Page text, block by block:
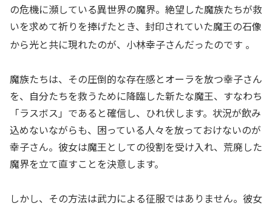
の危機に瀕している異世界の魔界。絶望した魔族たちが救
いを求めて祈りを捧げたとき、封印されていた魔王の石像
から光と共に現れたのが、小林幸子さんだったのです 。
魔族たちは、その圧倒的な存在感とオーラを放つ幸子さん
を、自分たちを救うために降臨した新たな魔王、すなわち
「ラスボス」であると確信し、ひれ伏します。状況が飲み
込めないながらも、困っている人々を放っておけないのが
幸子さん。彼女は魔王としての役割を受け入れ、荒廃した
魔界を立て直すことを決意します。
しかし、その方法は武力による征服ではありません。彼女